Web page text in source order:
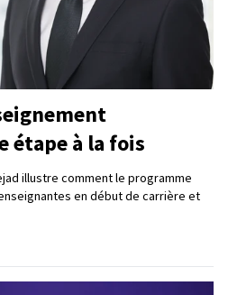
étape à la fois
illustre comment le programme
en début de carrière et